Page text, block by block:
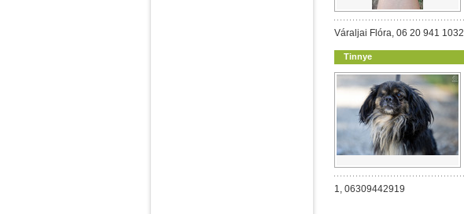
Váraljai Flóra, 06 20 941 1032
Tinnye
1, 06309442919